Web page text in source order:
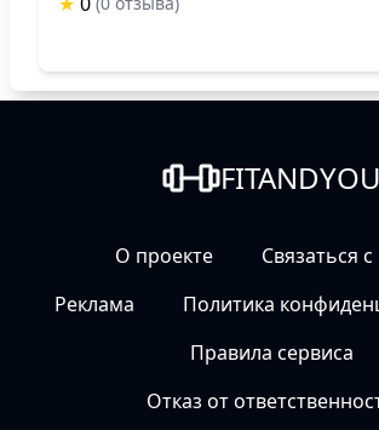
FITANDYOU
О проекте
Связаться
Реклама
Политика
Правила сервиса
Отказ от